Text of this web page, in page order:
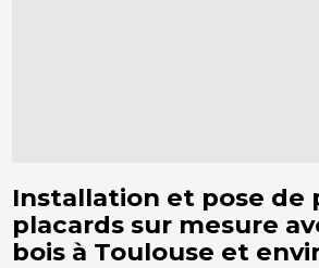
Installation et pose de
placards sur mesure
bois à Toulouse et